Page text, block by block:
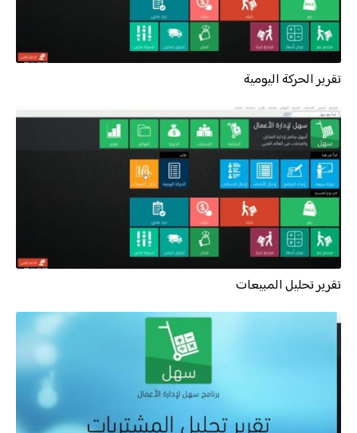
تقرير الحركة اليومية
تقرير تحليل المبيعات